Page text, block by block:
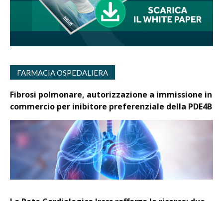
FARMACIA OSPEDALIERA
Fibrosi polmonare, autorizzazione a immissione in
commercio per inibitore preferenziale della PDE4B